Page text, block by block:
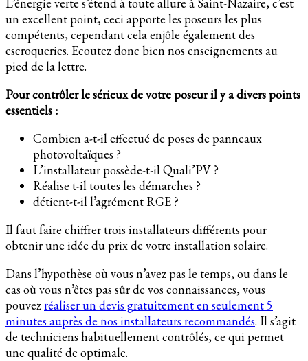
un excellent point, ceci apporte les poseurs les plus
compétents, cependant cela enjôle également des
escroqueries. Ecoutez donc bien nos enseignements au
pied de la lettre.
Pour contrôler le sérieux de votre poseur il y a divers points
essentiels :
Combien a-t-il effectué de poses de panneaux
photovoltaïques ?
L’installateur possède-t-il Quali’PV ?
Réalise t-il toutes les démarches ?
détient-t-il l’agrément RGE ?
Il faut faire chiffrer trois installateurs différents pour
obtenir une idée du prix de votre installation solaire.
Dans l’hypothèse où vous n’avez pas le temps, ou dans le
cas où vous n’êtes pas sûr de vos connaissances, vous
pouvezréaliser un devis gratuitement en seulement 5
minutes auprès de nos installateurs recommandés. Il s’agit
de techniciens habituellement contrôlés, ce qui permet
une qualité de optimale.